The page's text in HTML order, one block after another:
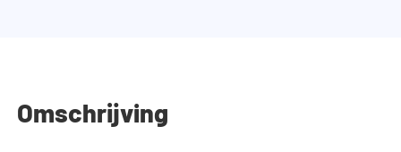
Omschrijving